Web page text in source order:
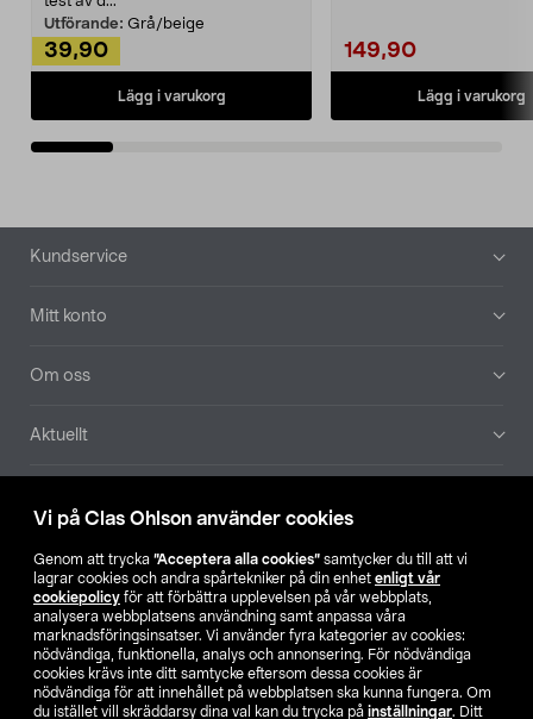
Vi på Clas Ohlson använder cookies
Genom att trycka ”Acceptera alla cookies” samtycker du till att vi
lagrar cookies och andra spårtekniker på din enhet enligt vår
cookiepolicy för att förbättra upplevelsen på vår webbplats,
analysera webbplatsens användning samt anpassa våra
marknadsföringsinsatser. Vi använder fyra kategorier av cookies:
nödvändiga, funktionella, analys och annonsering. För nödvändiga
cookies krävs inte ditt samtycke eftersom dessa cookies är
nödvändiga för att innehållet på webbplatsen ska kunna fungera. Om
du istället vill skräddarsy dina val kan du trycka på inställningar. Ditt
Utförande: Grå/beige
39,90
Lägg i varukorg
149,90
Lägg i varukorg
Sidfot
Kundservice
Mitt konto
Om oss
Aktuellt
Hitta butik
SE NO FI